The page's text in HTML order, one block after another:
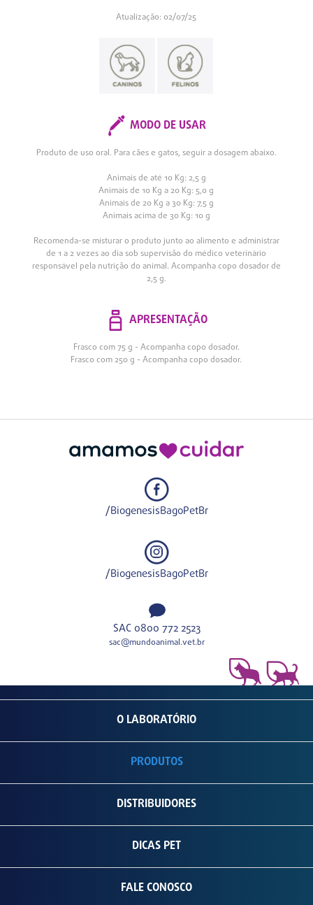
Atualização: 02/07/25
MODO DE USAR
Produto de uso oral. Para cães e gatos, seguir a dosagem abaixo.
Animais de até 10 Kg: 2,5 g
Animais de 10 Kg a 20 Kg: 5,0 g
Animais de 20 Kg a 30 Kg: 7,5 g
Animais acima de 30 Kg: 10 g
Recomenda-se misturar o produto junto ao alimento e administrar
de 1 a 2 vezes ao dia sob supervisão do médico veterinário
responsável pela nutrição do animal. Acompanha copo dosador de
2,5 g.
APRESENTAÇÃO
Frasco com 75 g - Acompanha copo dosador.
Frasco com 250 g - Acompanha copo dosador.
/BiogenesisBagoPetBr
/BiogenesisBagoPetBr
SAC 0800 772 2523
sac@mundoanimal.vet.br
O LABORATÓRIO
PRODUTOS
DISTRIBUIDORES
DICAS PET
FALE CONOSCO